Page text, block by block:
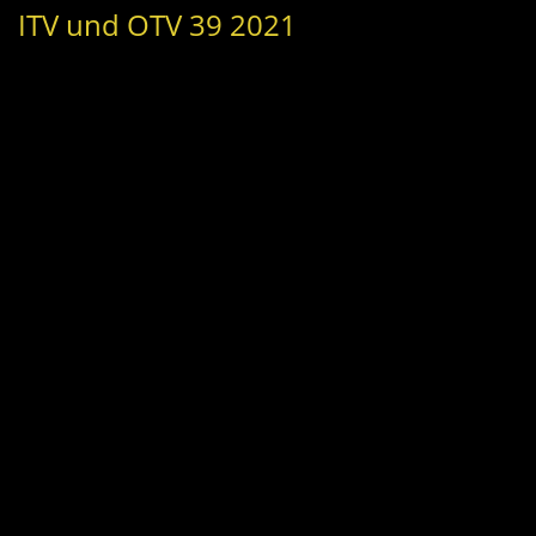
ITV und OTV 39 2021